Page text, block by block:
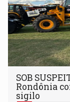
SOB
Rondônia
sigilo